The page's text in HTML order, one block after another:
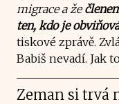
migrace a že
ten, kdo je
tiskové zprávě.
Babiš nevadí. Jak
Zeman si trvá